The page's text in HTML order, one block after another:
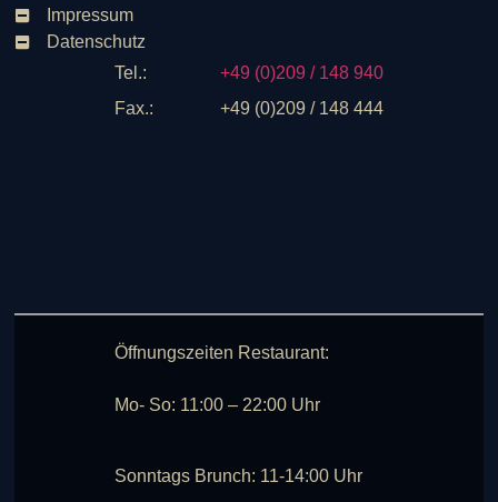
Öffnungszeiten Restaurant:
Mo- So: 11:00 – 22:00 Uhr
Sonntags Brunch: 11-14:00 Uhr
Impressum
Datenschutz
Tel.:
+49 (0)209 / 148 940
Fax.:
+49 (0)209 / 148 444